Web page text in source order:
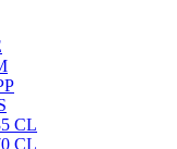
CL
CL